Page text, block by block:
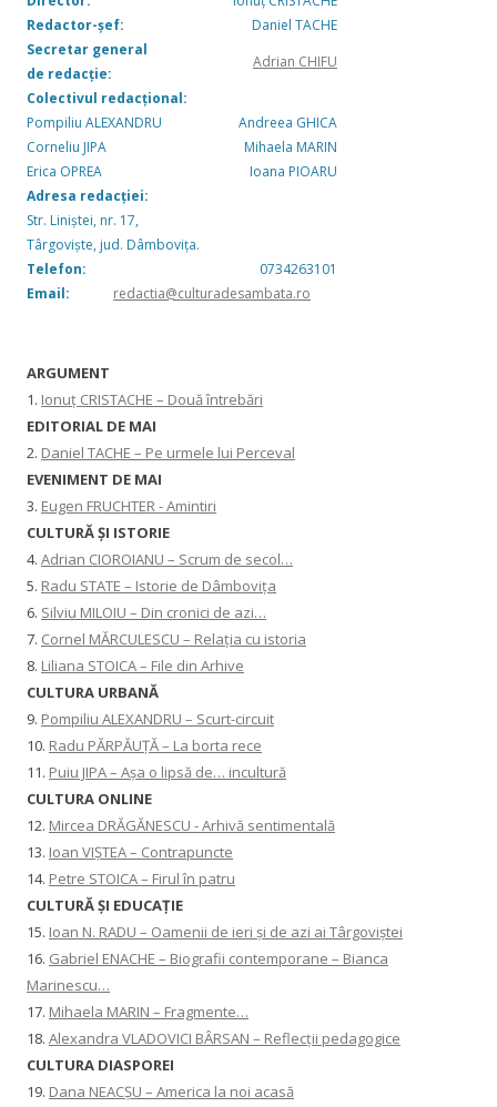
Redactor-șef:
Daniel TACHE
Secretar general
de redacție:
Adrian CHIFU
Colectivul redacțional:
Pompiliu ALEXANDRU
Andreea GHICA
Corneliu JIPA
Mihaela MARIN
Erica OPREA
Ioana PIOARU
Adresa redacției:
Str. Liniștei, nr. 17,
Târgoviște, jud. Dâmbovița.
Telefon:
0734263101
Email: redactia@culturadesambata.ro
ARGUMENT
1. Ionuț CRISTACHE – Două întrebări
EDITORIAL DE MAI
2. Daniel TACHE – Pe urmele lui Perceval
EVENIMENT DE MAI
3. Eugen FRUCHTER - Amintiri
CULTURĂ ŞI ISTORIE
4. Adrian CIOROIANU – Scrum de secol…
5. Radu STATE – Istorie de Dâmbovița
6. Silviu MILOIU – Din cronici de azi…
7. Cornel MĂRCULESCU – Relația cu istoria
8. Liliana STOICA – File din Arhive
CULTURA URBANĂ
9. Pompiliu ALEXANDRU – Scurt-circuit
10. Radu PĂRPĂUȚĂ – La borta rece
11. Puiu JIPA – Așa o lipsă de… incultură
CULTURA ONLINE
12. Mircea DRĂGĂNESCU - Arhivă sentimentală
13. Ioan VIȘTEA – Contrapuncte
14. Petre STOICA – Firul în patru
CULTURĂ ŞI EDUCAŢIE
15. Ioan N. RADU – Oamenii de ieri și de azi ai Târgoviștei
16. Gabriel ENACHE – Biografii contemporane – Bianca
Marinescu…
17. Mihaela MARIN – Fragmente…
18. Alexandra VLADOVICI BÂRSAN – Reflecții pedagogice
CULTURA DIASPOREI
19. Dana NEACȘU – America la noi acasă